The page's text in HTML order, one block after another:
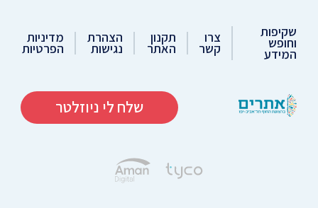
שקיפות
וחופש
המידע
צרו
קשר
תקנון
האתר
הצהרת
נגישות
מדיניות
הפרטיות
שלח לי ניוזלטר